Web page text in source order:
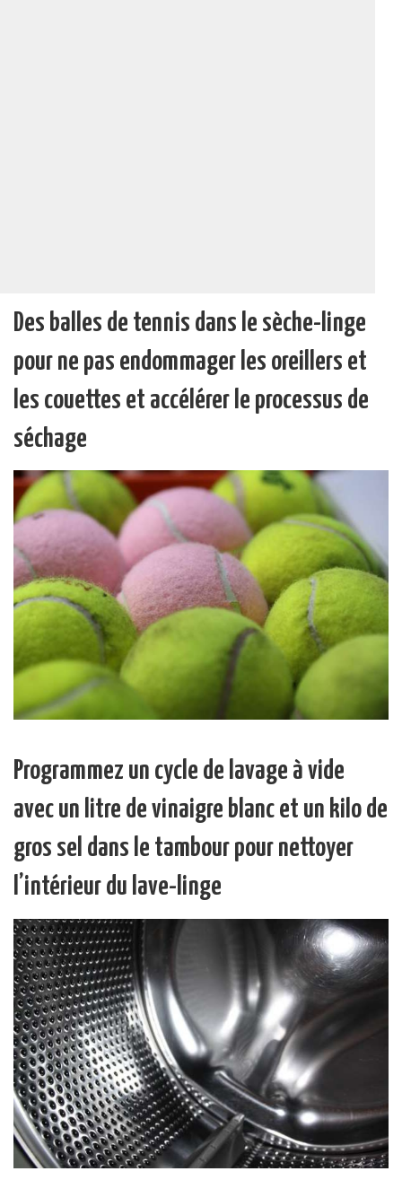
Des balles de tennis dans le sèche-linge
pour ne pas endommager les oreillers et
les couettes et accélérer le processus de
séchage
Programmez un cycle de lavage à vide
avec un litre de vinaigre blanc et un kilo de
gros sel dans le tambour pour nettoyer
l’intérieur du lave-linge